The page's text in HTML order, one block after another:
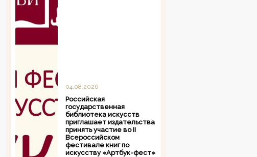
04.08.2026
Российская
государственная
библиотека искусств
приглашает издательства
принять участие во II
Всероссийском
фестивале книг по
искусству «Артбук-фест»